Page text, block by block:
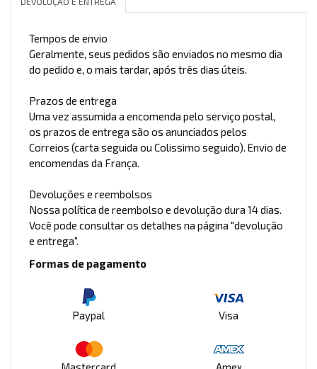
Tempos de envio
Geralmente, seus pedidos são enviados no mesmo dia
do pedido e, o mais tardar, após três dias úteis.
Prazos de entrega
Uma vez assumida a encomenda pelo serviço postal,
os prazos de entrega são os anunciados pelos
Correios (carta seguida ou Colissimo seguido). Envio de
encomendas da França.
Devoluções e reembolsos
Nossa política de reembolso e devolução dura 14 dias.
Você pode consultar os detalhes na página "devolução
e entrega".
Formas de pagamento
Paypal Visa